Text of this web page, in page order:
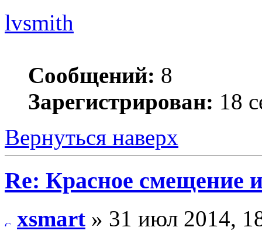
lvsmith
Сообщений: 8
Зарегистрирован: 18
Вернуться наверх
Re: Красное смещение
xsmart » 31 июл 2014,